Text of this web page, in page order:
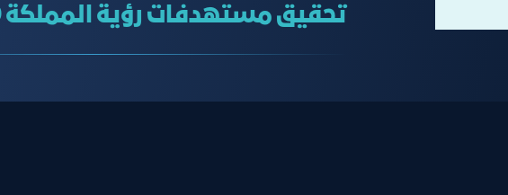
تحقيق مستهدفات رؤية المملكة 2030م